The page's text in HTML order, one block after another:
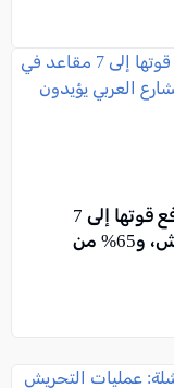
استطلاع القناة 13: القائمة الموحدة ترفع قوتها إلى 7
مقاعد في حال التحالف مع سيجلوفيتش، و65% من